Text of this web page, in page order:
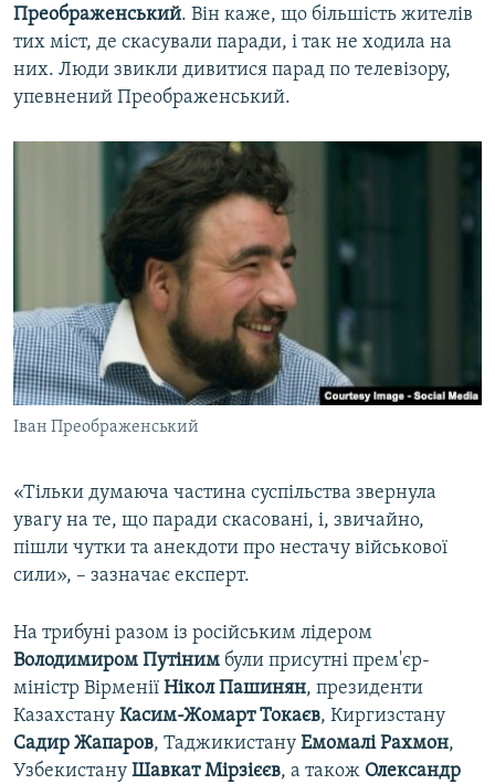
Преображенський. Він каже, що більшість жителів
тих міст, де скасували паради, і так не ходила на
них. Люди звикли дивитися парад по телевізору,
упевнений Преображенський.
Іван Преображенський
«Тільки думаюча частина суспільства звернула
увагу на те, що паради скасовані, і, звичайно,
пішли чутки та анекдоти про нестачу військової
сили», – зазначає експерт.
На трибуні разом із російським лідером
Володимиром Путіним були присутні прем'єр-
міністр Вірменії Нікол Пашинян, президенти
Казахстану Касим-Жомарт Токаєв, Киргизстану
Садир Жапаров, Таджикистану Емомалі Рахмон,
Узбекистану Шавкат Мірзієєв, а також Олександр